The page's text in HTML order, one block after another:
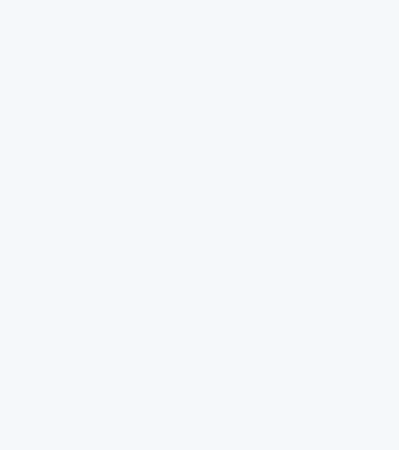
Leader-2024